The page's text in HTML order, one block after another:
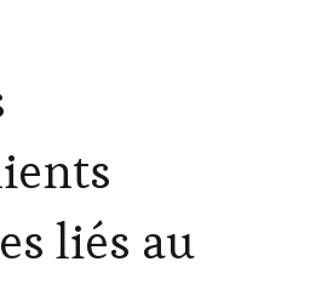
liés au